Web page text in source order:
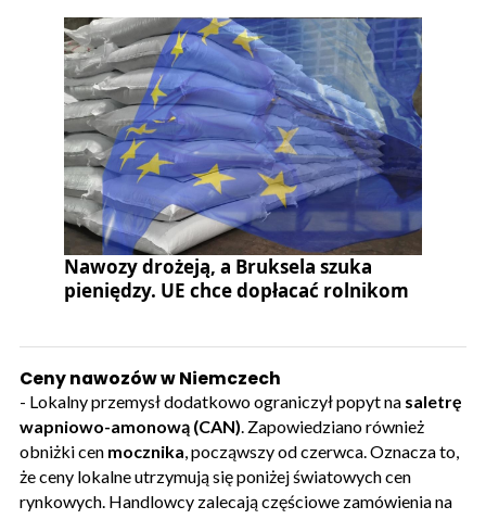
Nawozy drożeją, a Bruksela szuka
pieniędzy. UE chce dopłacać rolnikom
Ceny nawozów w Niemczech
- Lokalny przemysł dodatkowo ograniczył popyt na saletrę
wapniowo-amonową (CAN). Zapowiedziano również
obniżki cen mocznika, począwszy od czerwca. Oznacza to,
że ceny lokalne utrzymują się poniżej światowych cen
rynkowych. Handlowcy zalecają częściowe zamówienia na